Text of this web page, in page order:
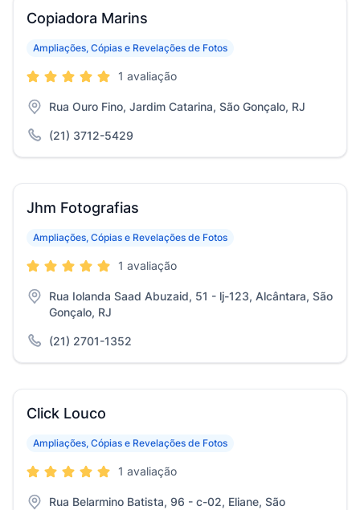
Copiadora Marins
Ampliações, Cópias e Revelações de Fotos
1 avaliação
Rua Ouro Fino, Jardim Catarina, São Gonçalo, RJ
(21) 3712-5429
Jhm Fotografias
Ampliações, Cópias e Revelações de Fotos
1 avaliação
Rua Iolanda Saad Abuzaid, 51 - lj-123, Alcântara, São
Gonçalo, RJ
(21) 2701-1352
Click Louco
Ampliações, Cópias e Revelações de Fotos
1 avaliação
Rua Belarmino Batista, 96 - c-02, Eliane, São